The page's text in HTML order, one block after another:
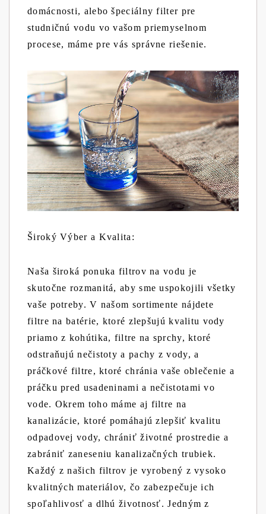
domácnosti, alebo špeciálny filter pre
studničnú vodu vo vašom priemyselnom
procese, máme pre vás správne riešenie.
Široký Výber a Kvalita:
Naša široká ponuka filtrov na vodu je
skutočne rozmanitá, aby sme uspokojili všetky
vaše potreby. V našom sortimente nájdete
filtre na batérie, ktoré zlepšujú kvalitu vody
priamo z kohútika, filtre na sprchy, ktoré
odstraňujú nečistoty a pachy z vody, a
práčkové filtre, ktoré chránia vaše oblečenie a
práčku pred usadeninami a nečistotami vo
vode. Okrem toho máme aj filtre na
kanalizácie, ktoré pomáhajú zlepšiť kvalitu
odpadovej vody, chrániť životné prostredie a
zabrániť zaneseniu kanalizačných trubiek.
Každý z našich filtrov je vyrobený z vysoko
kvalitných materiálov, čo zabezpečuje ich
spoľahlivosť a dlhú životnosť. Jedným z